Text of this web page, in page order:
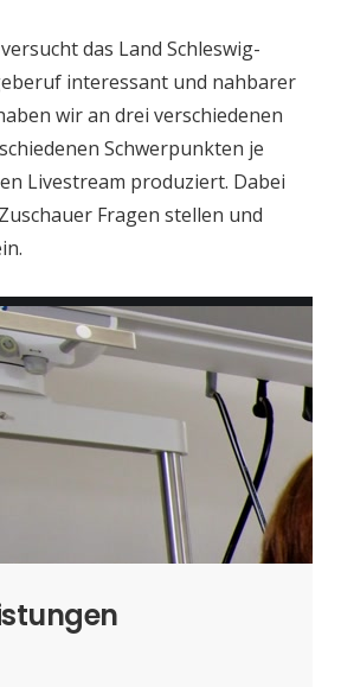
das Land Schleswig-
interessant und nahbarer
wir an drei verschiedenen
Schwerpunkten je
Livestream produziert. Dabei
Fragen stellen und